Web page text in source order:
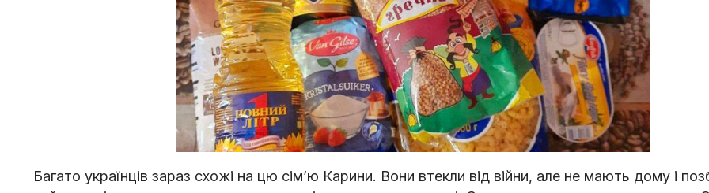
Багато українців зараз схожі на цю сімʼю Карини. Вони втекли від війни, але не мають дому і